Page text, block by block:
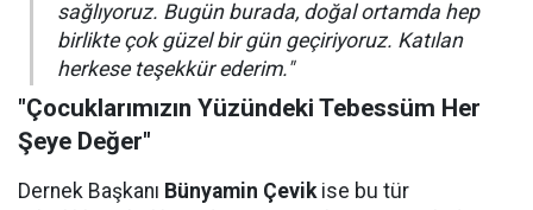
sağlıyoruz. Bugün burada, doğal ortamda hep
birlikte çok güzel bir gün geçiriyoruz. Katılan
herkese teşekkür ederim."
"Çocuklarımızın Yüzündeki Tebessüm Her
Şeye Değer"
Dernek Başkanı Bünyamin Çevikise bu tür